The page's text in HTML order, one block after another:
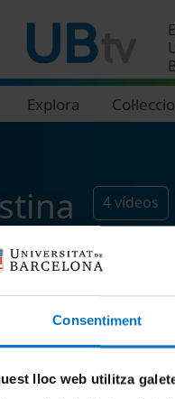
Consentiment
lloc web utilitza
Explora
4vídeos